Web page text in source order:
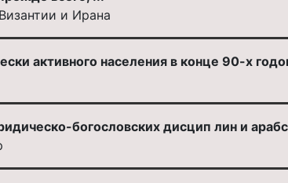
и Ирана
активного населения в конце 90-х
богословских дисцип лин и